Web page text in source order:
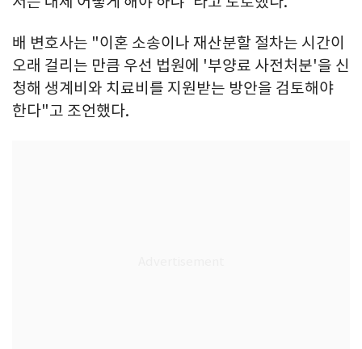
배 변호사는 "이혼 소송이나 재산분할 절차는 시간이
오래 걸리는 만큼 우선 법원에 '부양료 사전처분'을 신
청해 생계비와 치료비를 지원받는 방안을 검토해야
한다"고 조언했다.